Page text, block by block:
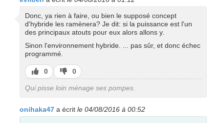
Donc, ya rien à faire, ou bien le supposé concept
d'hybride les ramènera? Je dit: si la puissance est l'un
des principaux atouts pour eux alors allons y.
Sinon l'environnement hybride. ... pas sûr, et donc échec
programmé.
J’aime
0
J’aime
pas
0
Qui pisse loin ménage ses pompes.
onihaka47 a écrit le 04/08/2016 à 00:52